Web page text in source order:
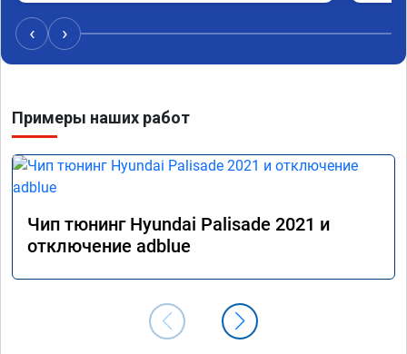
В
‹ ›
Примеры наших работ
Чип тюнинг Hyundai Palisade 2021 и
отключение adblue